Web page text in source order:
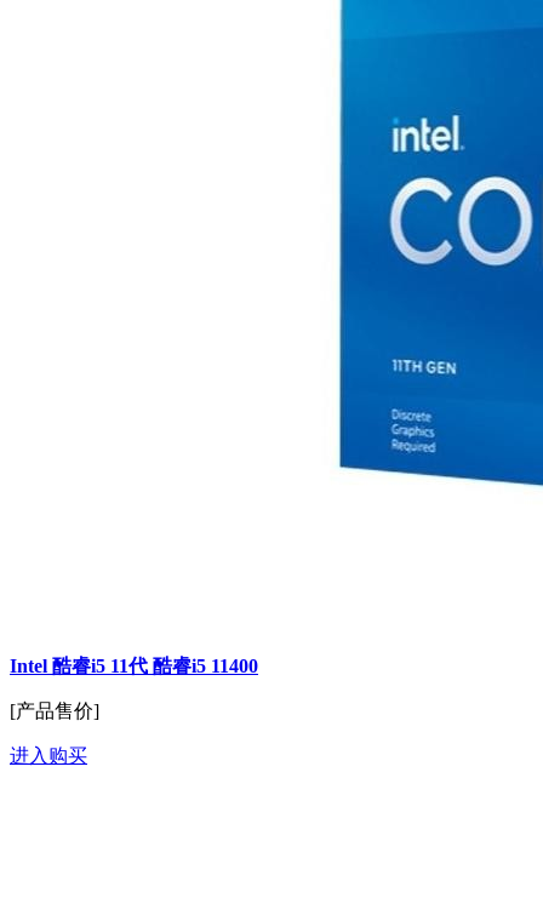
Intel 酷睿i5 11代 酷睿i5 11400
[产品售价]
进入购买